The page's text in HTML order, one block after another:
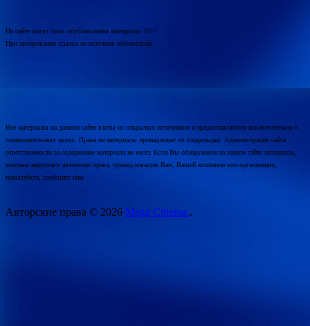
На сайте могут быть опубликованы материалы 18+!
При цитировании ссылка на источник обязательна.
Все материалы на данном сайте взяты из открытых источников и предоставляются исключительно в
ознакомительных целях. Права на материалы принадлежат их владельцам. Администрация сайта
ответственности за содержание материала не несет. Если Вы обнаружили на нашем сайте материалы,
которые нарушают авторские права, принадлежащие Вам, Вашей компании или организации,
пожалуйста, сообщите нам.
Авторские права © 2026 Mega Cinema..